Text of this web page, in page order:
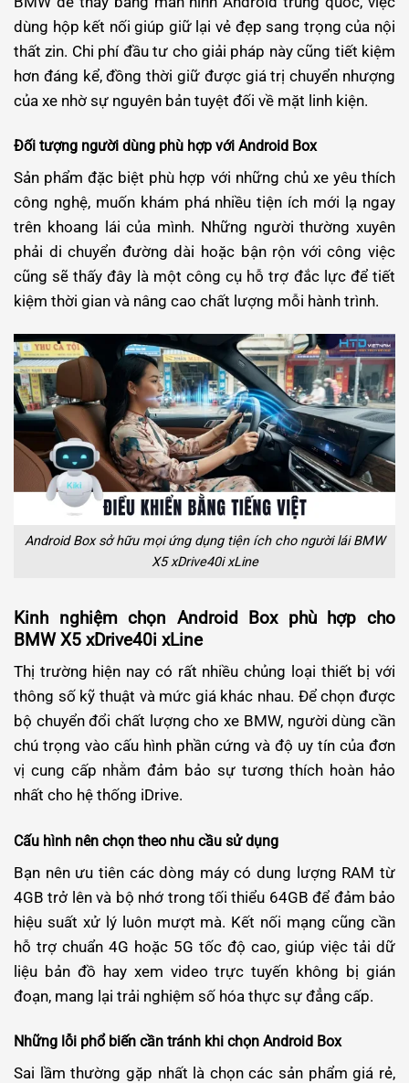
dùng hộp kết nối giúp giữ lại vẻ đẹp sang trọng của nội
thất zin. Chi phí đầu tư cho giải pháp này cũng tiết kiệm
hơn đáng kể, đồng thời giữ được giá trị chuyển nhượng
của xe nhờ sự nguyên bản tuyệt đối về mặt linh kiện.
Đối tượng người dùng phù hợp với Android Box
Sản phẩm đặc biệt phù hợp với những chủ xe yêu thích
công nghệ, muốn khám phá nhiều tiện ích mới lạ ngay
trên khoang lái của mình. Những người thường xuyên
phải di chuyển đường dài hoặc bận rộn với công việc
cũng sẽ thấy đây là một công cụ hỗ trợ đắc lực để tiết
kiệm thời gian và nâng cao chất lượng mỗi hành trình.
Android Box sở hữu mọi ứng dụng tiện ích cho người lái BMW
X5 xDrive40i xLine
Kinh nghiệm chọn Android Box phù hợp cho
BMW X5 xDrive40i xLine
Thị trường hiện nay có rất nhiều chủng loại thiết bị với
thông số kỹ thuật và mức giá khác nhau. Để chọn được
bộ chuyển đổi chất lượng cho xe BMW, người dùng cần
chú trọng vào cấu hình phần cứng và độ uy tín của đơn
vị cung cấp nhằm đảm bảo sự tương thích hoàn hảo
nhất cho hệ thống iDrive.
Cấu hình nên chọn theo nhu cầu sử dụng
Bạn nên ưu tiên các dòng máy có dung lượng RAM từ
4GB trở lên và bộ nhớ trong tối thiểu 64GB để đảm bảo
hiệu suất xử lý luôn mượt mà. Kết nối mạng cũng cần
hỗ trợ chuẩn 4G hoặc 5G tốc độ cao, giúp việc tải dữ
liệu bản đồ hay xem video trực tuyến không bị gián
đoạn, mang lại trải nghiệm số hóa thực sự đẳng cấp.
Những lỗi phổ biến cần tránh khi chọn Android Box
Sai lầm thường gặp nhất là chọn các sản phẩm giá rẻ,